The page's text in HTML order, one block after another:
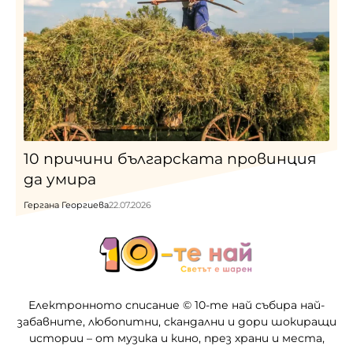
10 причини българската провинция
да умира
Гергана Георгиева22.07.2026
Електронното списание © 10-те най събира най-
забавните, любопитни, скандални и дори шокиращи
истории – от музика и кино, през храни и места,